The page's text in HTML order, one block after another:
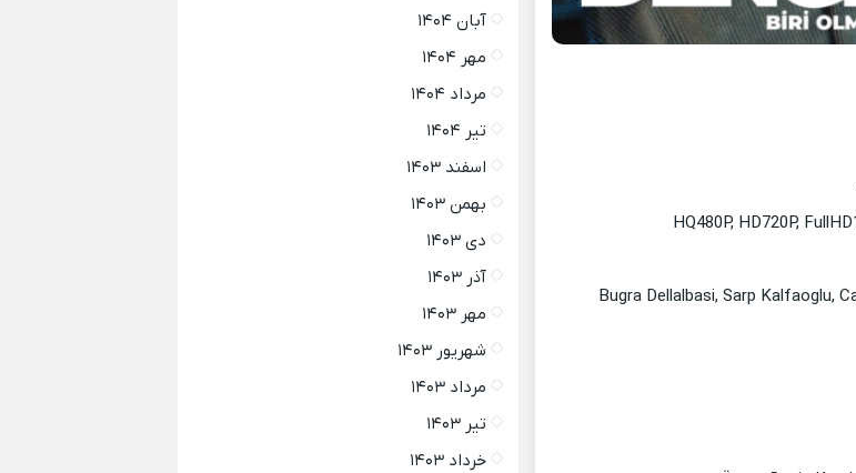
آبان ۱۴۰۴
مهر ۱۴۰۴
مرداد ۱۴۰۴
تیر ۱۴۰۴
اسفند ۱۴۰۳
بهمن ۱۴۰۳
دی ۱۴۰۳
آذر ۱۴۰۳
مهر ۱۴۰۳
شهریور ۱۴۰۳
مرداد ۱۴۰۳
تیر ۱۴۰۳
خرداد ۱۴۰۳